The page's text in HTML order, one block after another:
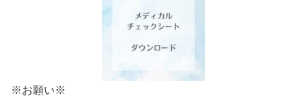
※お願い※